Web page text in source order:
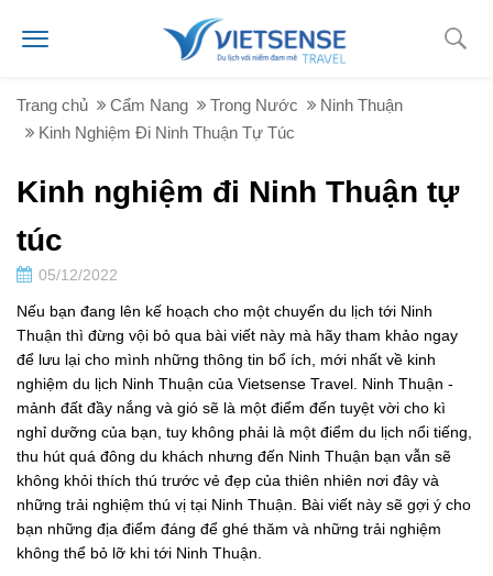
Trang chủ Cẩm Nang Trong Nước
Ninh Thuận
Kinh Nghiệm Đi Ninh Thuận Tự Túc
Kinh nghiệm đi Ninh Thuận tự
túc
05/12/2022
Nếu bạn đang lên kế hoạch cho một chuyến du lịch tới Ninh
Thuận thì đừng vội bỏ qua bài viết này mà hãy tham khảo ngay
để lưu lại cho mình những thông tin bổ ích, mới nhất về kinh
nghiệm du lịch Ninh Thuận của Vietsense Travel. Ninh Thuận -
mảnh đất đầy nắng và gió sẽ là một điểm đến tuyệt vời cho kì
nghỉ dưỡng của bạn, tuy không phải là một điểm du lịch nổi tiếng,
thu hút quá đông du khách nhưng đến Ninh Thuận bạn vẫn sẽ
không khỏi thích thú trước vẻ đẹp của thiên nhiên nơi đây và
những trải nghiệm thú vị tại Ninh Thuận. Bài viết này sẽ gợi ý cho
bạn những địa điểm đáng để ghé thăm và những trải nghiệm
không thể bỏ lỡ khi tới Ninh Thuận.